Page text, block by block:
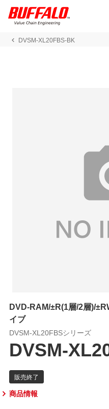
DVSM-XL20FBS-BK
DVD-RAM/±R(1層/2層)/
イブ
DVSM-XL20FBSシリーズ
DVSM-
商品情報